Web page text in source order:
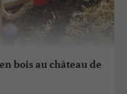
bois au château de